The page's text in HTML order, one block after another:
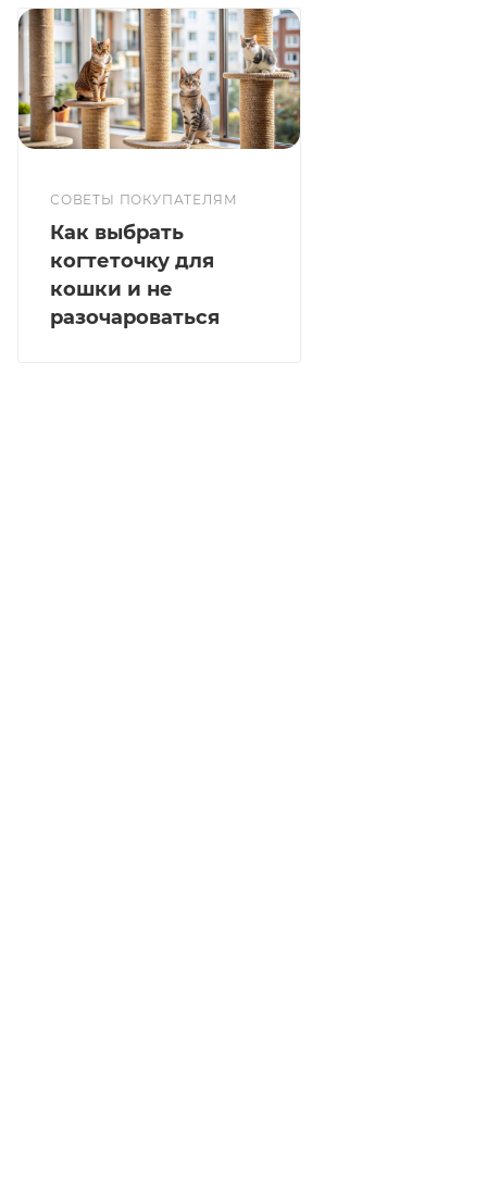
СОВЕТЫ ПОКУПАТЕЛЯМ
Как выбрать
когтеточку для
кошки и не
разочароваться